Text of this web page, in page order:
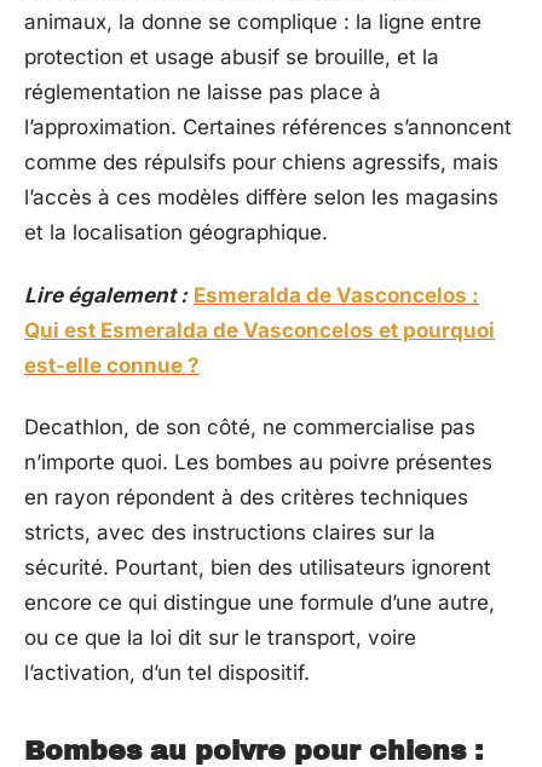
animaux, la donne se complique : la ligne entre
protection et usage abusif se brouille, et la
réglementation ne laisse pas place à
l’approximation. Certaines références s’annoncent
comme des répulsifs pour chiens agressifs, mais
l’accès à ces modèles diffère selon les magasins
et la localisation géographique.
Lire également : Esmeralda de Vasconcelos :
Qui est Esmeralda de Vasconcelos et pourquoi
est-elle connue ?
Decathlon, de son côté, ne commercialise pas
n’importe quoi. Les bombes au poivre présentes
en rayon répondent à des critères techniques
stricts, avec des instructions claires sur la
sécurité. Pourtant, bien des utilisateurs ignorent
encore ce qui distingue une formule d’une autre,
ou ce que la loi dit sur le transport, voire
l’activation, d’un tel dispositif.
Bombes au poivre pour chiens :